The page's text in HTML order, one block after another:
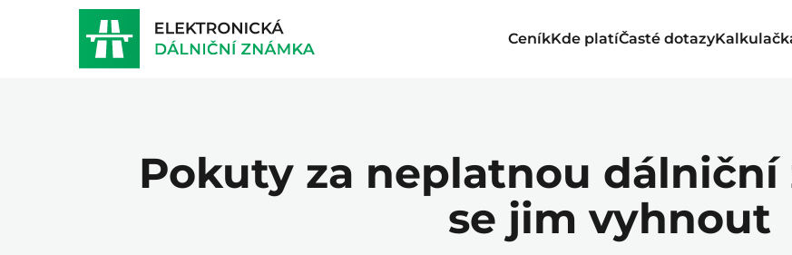
CeníkKde platíČasté dotazy
Pokuty za neplatnou dálniční
se jim vyhnout